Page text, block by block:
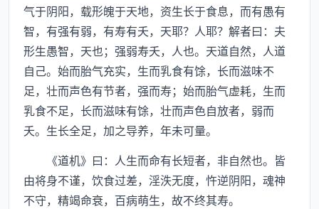
气于阴阳，载形魄于天地，资生长于食息，而有愚有
智，有强有弱，有寿有夭，天耶？人耶？解者曰：夫
形生愚智，天也；强弱寿夭，人也。天道自然，人道
自己。始而胎气充实，生而乳食有馀，长而滋味不
足，壮而声色有节者，强而寿；始而胎气虚耗，生而
乳食不足，长而滋味有馀，壮而声色自放者，弱而
夭。生长全足，加之导养，年未可量。
《道机》曰：人生而命有长短者，非自然也。皆
由将身不谨，饮食过差，淫泆无度，忤逆阴阳，魂神
不守，精竭命衰，百病萌生，故不终其寿。